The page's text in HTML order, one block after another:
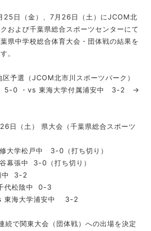
25日（金）、7月26日（土）にJCOM北
および千葉県総合スポーツセンターにて
県中学校総合体育大会・団体戦の結果を
。
予選（JCOM北市川スポーツパーク）
5-0 ・vs 東海大学付属浦安中 3-2 →
日（土） 県大会（千葉県総合スポーツ
大学松戸中 3-0（打ち切り）
幕張中 3-0（打ち切り）
中 3-2
松陰中 0-3
東海大学浦安中 3-2
続で関東大会（団体戦）への出場を決定